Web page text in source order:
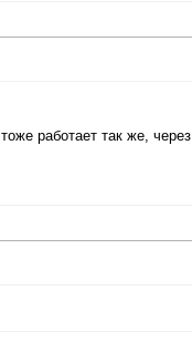
работает так же, через